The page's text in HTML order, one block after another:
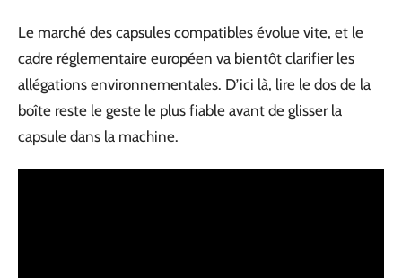
Le marché des capsules compatibles évolue vite, et le
cadre réglementaire européen va bientôt clarifier les
allégations environnementales. D’ici là, lire le dos de la
boîte reste le geste le plus fiable avant de glisser la
capsule dans la machine.